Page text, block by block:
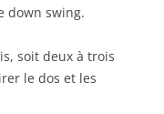
down swing.
soit deux à trois
le dos et les